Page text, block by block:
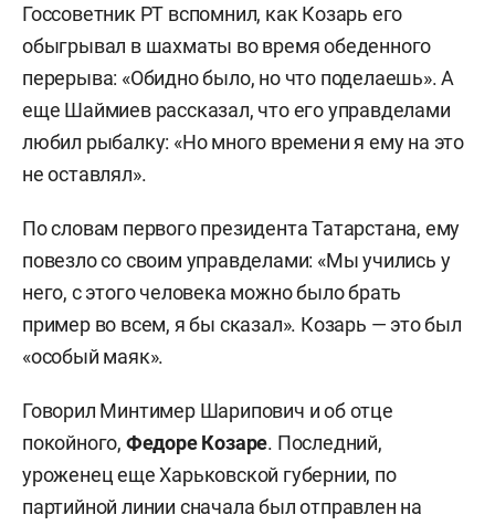
Госсоветник РТ вспомнил, как Козарь его
обыгрывал в шахматы во время обеденного
перерыва: «Обидно было, но что поделаешь». А
еще Шаймиев рассказал, что его управделами
любил рыбалку: «Но много времени я ему на это
не оставлял».
По словам первого президента Татарстана, ему
повезло со своим управделами: «Мы учились у
него, с этого человека можно было брать
пример во всем, я бы сказал». Козарь — это был
«особый маяк».
Говорил Минтимер Шарипович и об отце
покойного, Федоре Козаре. Последний,
уроженец еще Харьковской губернии, по
партийной линии сначала был отправлен на